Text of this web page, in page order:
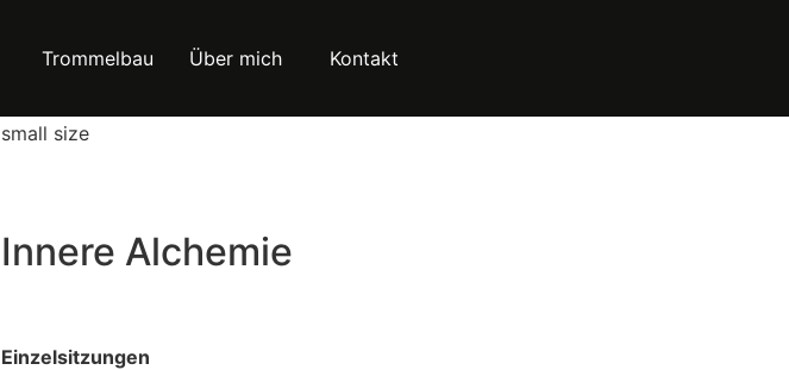
Trommelbau Über mich Kontakt
Innere Alchemie
Einzelsitzungen